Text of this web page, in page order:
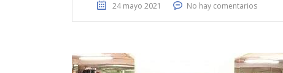
24 mayo 2021 No hay comentarios